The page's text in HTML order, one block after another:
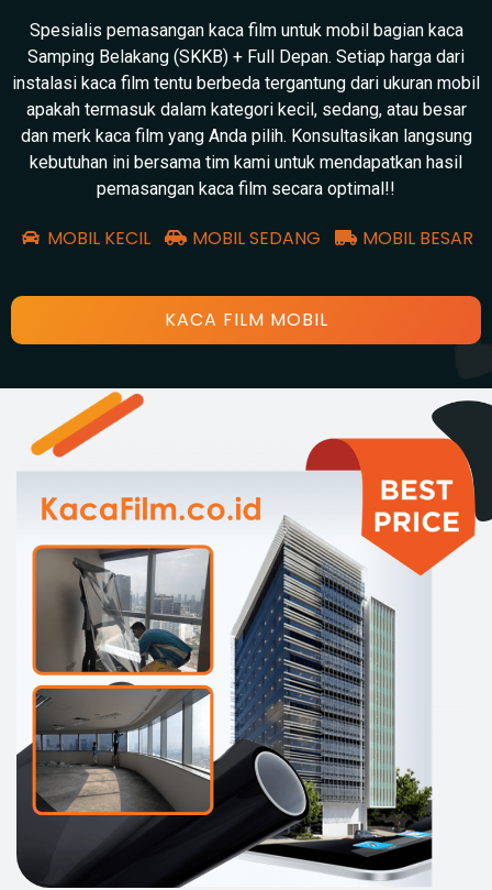
Spesialis pemasangan kaca film untuk mobil bagian kaca
Samping Belakang (SKKB) + Full Depan. Setiap harga dari
instalasi kaca film tentu berbeda tergantung dari ukuran mobil
apakah termasuk dalam kategori kecil, sedang, atau besar
dan merk kaca film yang Anda pilih. Konsultasikan langsung
kebutuhan ini bersama tim kami untuk mendapatkan hasil
pemasangan kaca film secara optimal!!
MOBIL KECIL MOBIL SEDANG MOBIL BESAR
KACA FILM MOBIL